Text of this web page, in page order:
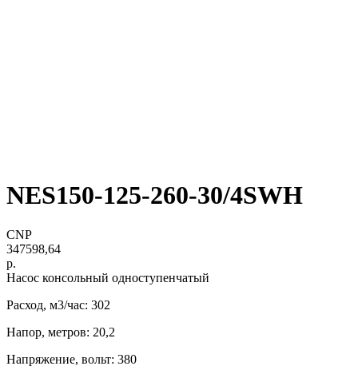
NES150-125-260-30/4SWH
CNP
347598,64
р.
Насос консольный одноступенчатый
Расход, м3/час: 302
Напор, метров: 20,2
Напряжение, вольт: 380